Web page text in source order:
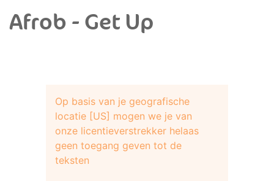
Afrob - Get Up
Op basis van je geografische
locatie [US] mogen we je van
onze licentieverstrekker helaas
geen toegang geven tot de
teksten